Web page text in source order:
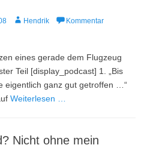
AutorHendrik
Kommentar
eines gerade dem Flugzeug
Teil [display_podcast] 1. „Bis
eigentlich ganz gut getroffen …“
Weiterlesen …
Nicht ohne mein